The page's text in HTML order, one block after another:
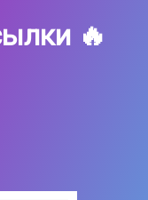
🔥